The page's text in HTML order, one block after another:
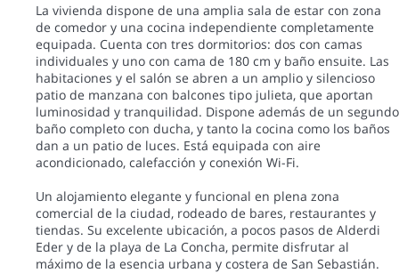
La vivienda dispone de una amplia sala de estar con zona
de comedor y una cocina independiente completamente
equipada. Cuenta con tres dormitorios: dos con camas
individuales y uno con cama de 180 cm y baño ensuite. Las
habitaciones y el salón se abren a un amplio y silencioso
patio de manzana con balcones tipo julieta, que aportan
luminosidad y tranquilidad. Dispone además de un segundo
baño completo con ducha, y tanto la cocina como los baños
dan a un patio de luces. Está equipada con aire
acondicionado, calefacción y conexión Wi-Fi.
Un alojamiento elegante y funcional en plena zona
comercial de la ciudad, rodeado de bares, restaurantes y
tiendas. Su excelente ubicación, a pocos pasos de Alderdi
Eder y de la playa de La Concha, permite disfrutar al
máximo de la esencia urbana y costera de San Sebastián.